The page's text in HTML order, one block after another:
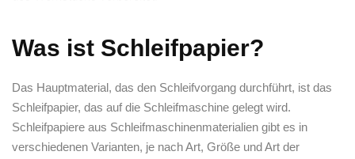
Was ist Schleifpapier?
Das Hauptmaterial, das den Schleifvorgang durchführt, ist das
Schleifpapier, das auf die Schleifmaschine gelegt wird.
Schleifpapiere aus Schleifmaschinenmaterialien gibt es in
verschiedenen Varianten, je nach Art, Größe und Art der